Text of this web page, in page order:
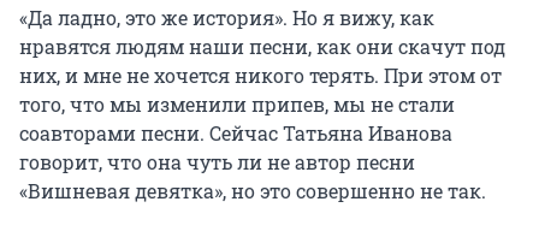
«Да ладно, это же история». Но я вижу, как
нравятся людям наши песни, как они скачут под
них, и мне не хочется никого терять. При этом от
того, что мы изменили припев, мы не стали
соавторами песни. Сейчас Татьяна Иванова
говорит, что она чуть ли не автор песни
«Вишневая девятка», но это совершенно не так.